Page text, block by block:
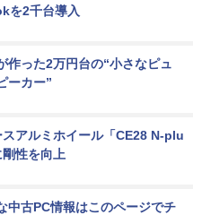
を2千台導入
作った2万円台の“小さなピュ
ーカー”
スアルミホイール「CE28 N-plu
性を向上
中古PC情報はこのページでチ